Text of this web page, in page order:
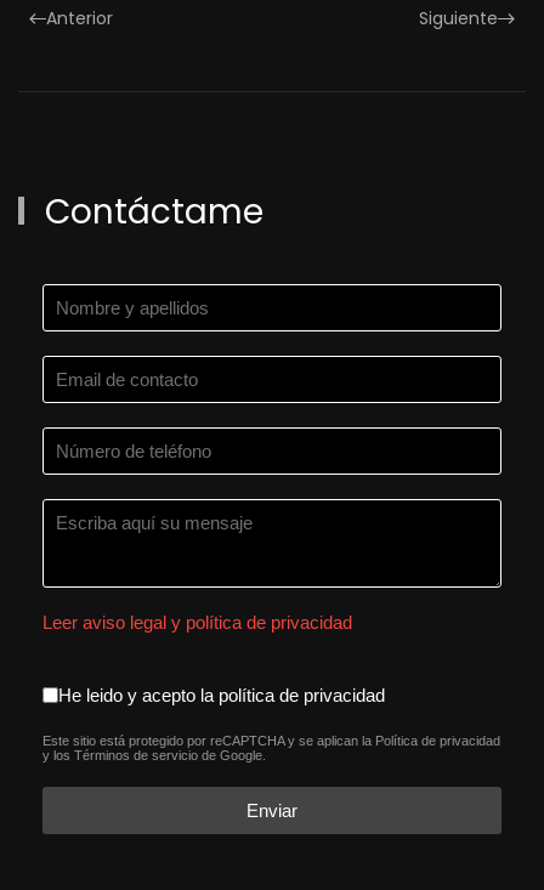
Anterior Siguiente
Contáctame
Leer aviso legal y política de privacidad
aceptacion política de
He leido y acepto la política de privacidad
reCAPTCHA*
Este sitio está protegido por reCAPTCHA y se aplican la Política de privacidad
y los Términos de servicio de Google.
Enviar